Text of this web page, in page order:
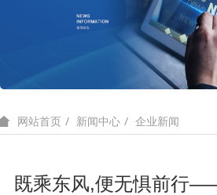
网站首页 新闻中心 企业新闻
既乘东风,便无惧前行